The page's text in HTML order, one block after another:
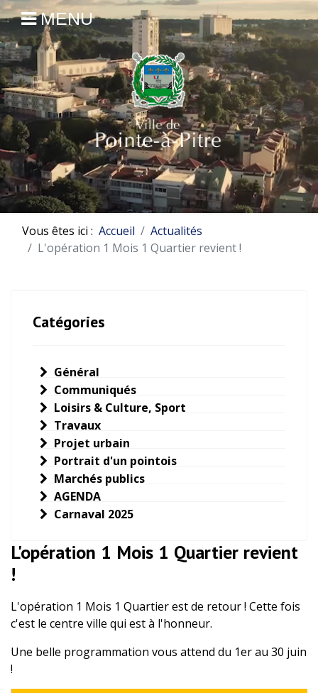
MENU
Vous êtes ici : Accueil
Actualités
L'opération 1 Mois 1 Quartier revient !
Catégories
Général
Communiqués
Loisirs & Culture, Sport
Travaux
Projet urbain
Portrait d'un pointois
Marchés publics
AGENDA
Carnaval 2025
L'opération 1 Mois 1 Quartier revient
!
L'opération 1 Mois 1 Quartier est de retour ! Cette fois
c'est le centre ville qui est à l'honneur.
Une belle programmation vous attend du 1er au 30 juin
!